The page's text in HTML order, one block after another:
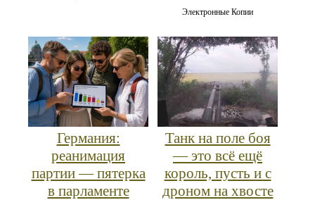
Электронные Копии
Германия:
реанимация
партии — пятерка
в парламенте
Танк на поле боя
— это всё ещё
король, пусть и с
дроном на хвосте